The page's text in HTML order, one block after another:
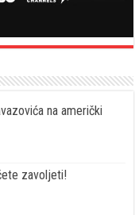
na američki
zavoljeti!